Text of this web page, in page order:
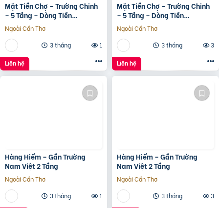
Mặt Tiền Chợ – Trường Chinh
– 5 Tầng – Dòng Tiền
20Tr/Tháng
Ngoài Cần Thơ
3 tháng
1
Liên hệ
Mặt Tiền Chợ – Trường Chinh
– 5 Tầng – Dòng Tiền
20Tr/Tháng
Ngoài Cần Thơ
3 tháng
3
Liên hệ
Hàng Hiếm – Gần Trường
Nam Việt 2 Tầng
Ngoài Cần Thơ
3 tháng
1
Hàng Hiếm – Gần Trường
Nam Việt 2 Tầng
Ngoài Cần Thơ
3 tháng
3